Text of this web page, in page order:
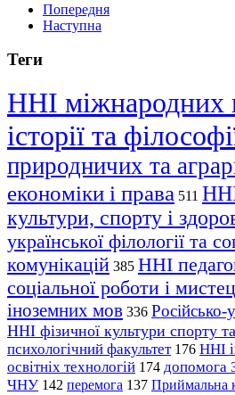
Попередня
Наступна
Теги
ННІ міжнародних
історії та
природничих та
економіки і права 511
культури, спорту і
української філології та
комунікацій 385 ННІ
соціальної роботи і
іноземних мов 336 Російсько-
ННІ фізичної культури спорту
психологічний факультет 176 ННІ
освітніх технологій 174 допомога
ЧНУ 142 перемога 137 Приймальна